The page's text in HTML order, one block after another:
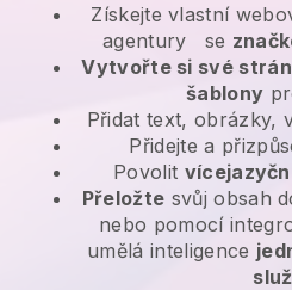
Získejte vlastní
agentury
se
Vytvořte si své
šablony
Přidat text, obrázky,
Přidejte a
Povolit
Přeložte svůj obsah
nebo pomocí
umělá inteligence